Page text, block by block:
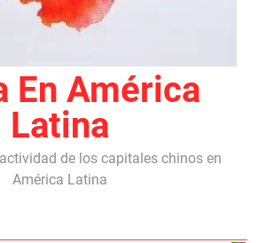
En América
Latina
de los capitales chinos en
América Latina